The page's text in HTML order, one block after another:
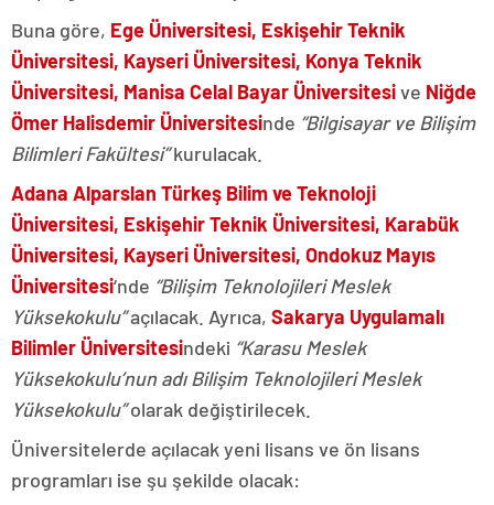
Buna göre, Ege Üniversitesi, Eskişehir Teknik
Üniversitesi, Kayseri Üniversitesi, Konya Teknik
Üniversitesi, Manisa Celal Bayar Üniversitesive Niğde
Ömer Halisdemir Üniversitesinde “Bilgisayar ve Bilişim
Bilimleri Fakültesi”kurulacak.
Adana Alparslan Türkeş Bilim ve Teknoloji
Üniversitesi, Eskişehir Teknik Üniversitesi, Karabük
Üniversitesi, Kayseri Üniversitesi, Ondokuz Mayıs
Üniversitesi‘nde “Bilişim Teknolojileri Meslek
Yüksekokulu”açılacak. Ayrıca, Sakarya Uygulamalı
Bilimler Üniversitesindeki “Karasu Meslek
Yüksekokulu’nun adı Bilişim Teknolojileri Meslek
Yüksekokulu”olarak değiştirilecek.
Üniversitelerde açılacak yeni lisans ve ön lisans
programları ise şu şekilde olacak: